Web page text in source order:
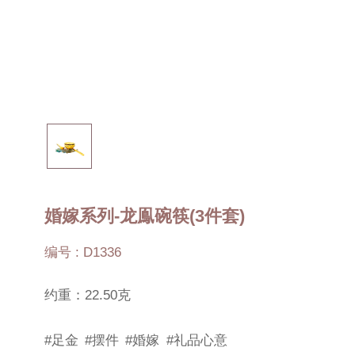
婚嫁系列-龙鳯碗筷(3件套)
编号 : D1336
约重：22.50克
#足金 #摆件 #婚嫁 #礼品心意